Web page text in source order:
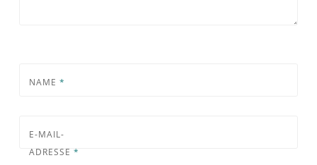
NAME *
E-MAIL-
ADRESSE *